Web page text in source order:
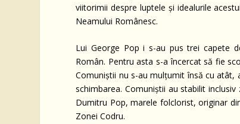
viitorimii despre luptele și idealurile
Neamului Românesc.
Lui George Pop i s-au pus trei capete
Român. Pentru asta s-a încercat să fie
Comuniştii nu s-au mulţumit însă cu atât,
schimbarea. Comuniștii au stabilit
Dumitru Pop, marele folclorist, originar
Zonei Codru.